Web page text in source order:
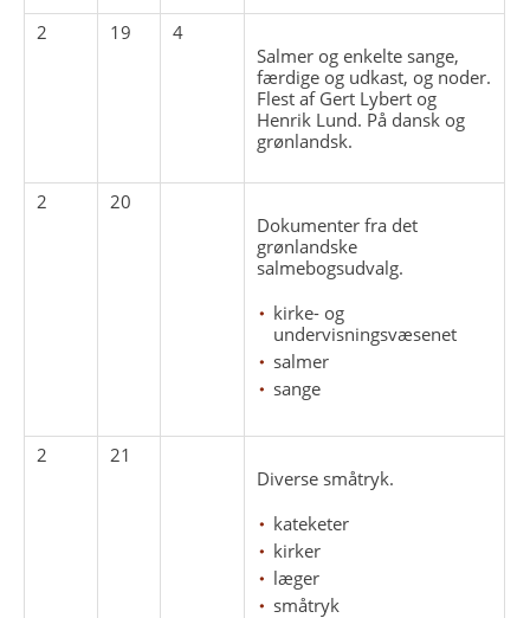
2 19
4
Salmer og enkelte sange,
færdige og udkast, og noder.
Flest af Gert Lybert og
Henrik Lund. På dansk og
grønlandsk.
2
20
Dokumenter fra det
grønlandske
salmebogsudvalg.
kirke- og
undervisningsvæsenet
salmer
sange
2
21
Diverse småtryk.
kateketer
kirker
læger
småtryk